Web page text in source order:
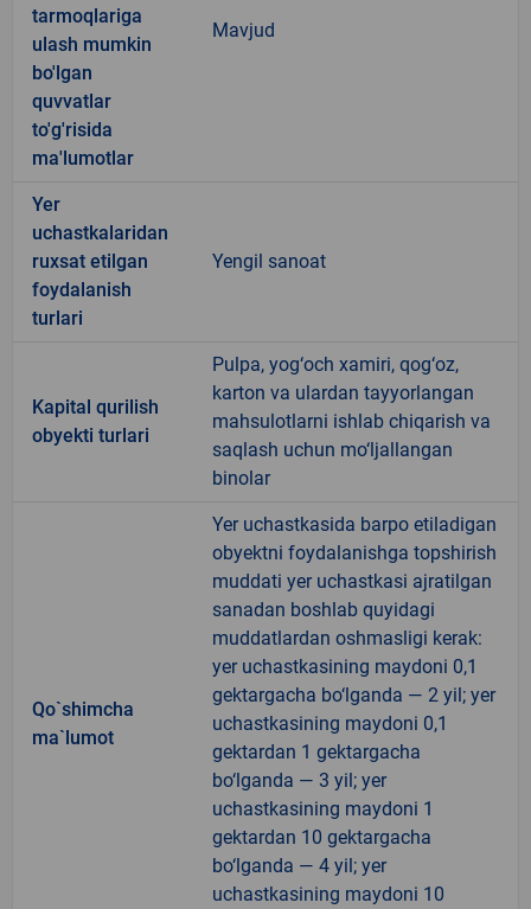
tarmoqlariga
ulash mumkin
bo'lgan
quvvatlar
to'g'risida
ma'lumotlar
Mavjud
Yer
uchastkalaridan
ruxsat etilgan
foydalanish
turlari
Yengil sanoat
Kapital qurilish
obyekti turlari
Pulpa, yog‘och xamiri, qog‘oz,
karton va ulardan tayyorlangan
mahsulotlarni ishlab chiqarish va
saqlash uchun mo‘ljallangan
binolar
Qo`shimcha
ma`lumot
Yer uchastkasida barpo etiladigan
obyektni foydalanishga topshirish
muddati yer uchastkasi ajratilgan
sanadan boshlab quyidagi
muddatlardan oshmasligi kerak:
yer uchastkasining maydoni 0,1
gektargacha bo‘lganda — 2 yil; yer
uchastkasining maydoni 0,1
gektardan 1 gektargacha
bo‘lganda — 3 yil; yer
uchastkasining maydoni 1
gektardan 10 gektargacha
bo‘lganda — 4 yil; yer
uchastkasining maydoni 10